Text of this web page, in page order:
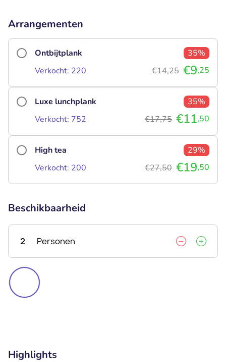
Arrangementen
Ontbijtplank
35%
Verkocht: 220
€14,25 €9,25
Luxe lunchplank
35%
Verkocht: 752
€17,75 €11,50
High tea
29%
Verkocht: 200
€27,50 €19,50
Beschikbaarheid
2 Personen
Highlights